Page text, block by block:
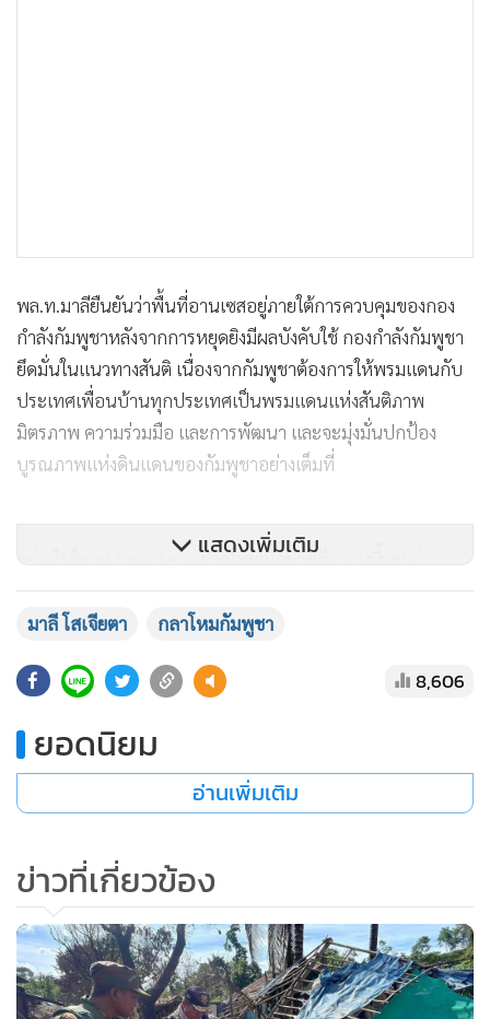
พล.ท.มาลียืนยันว่าพื้นที่อานเซสอยู่ภายใต้การควบคุมของกอง
กำลังกัมพูชาหลังจากการหยุดยิงมีผลบังคับใช้ กองกำลังกัมพูชา
ยึดมั่นในแนวทางสันติ เนื่องจากกัมพูชาต้องการให้พรมแดนกับ
ประเทศเพื่อนบ้านทุกประเทศเป็นพรมแดนแห่งสันติภาพ
มิตรภาพ ความร่วมมือ และการพัฒนา และจะมุ่งมั่นปกป้อง
บูรณภาพแห่งดินแดนของกัมพูชาอย่างเต็มที่
อย่างไรก็ตาม รายงานจากฝ่ายไทยเมื่อช่วงเย็นวานนี้ระบุว่า
กองทัพภาคที่ 2 ได้รายงานมายัง ศบ.ทก.ว่า เมื่อวันที่ 5 ส.ค. 68
เวลา 16.30 น. ตรวจพบทหารกัมพูชา 5 นายเข้ามาตัดลวดหนาม
แนวเขต จำนวน 2 แถว
จากนั้นทหารพรานไทย ร้อย.ทพ.2310 ได้สั่งให้ยุติและให้ทหาร
กัมพูชาถอยออกจากพื้นที่ดังกล่าว
เพลงให้เข้าสู่สภาพเดิม ส่วนทหารกัมพูชาได้ออกจากพื้นที่ดัง
กล่าวไปแล้ว และฝ่ายไทยยังคงตรึงกำลังที่ฐานปฏิบัติการแดนไกล
ต่อไป เหตุการณ์ยังปกติ
ด้าน พล.ต.วินธัย สุวารี โฆษกกองทัพบก ได้ชี้แจงกรณีการล้อมรั้ว
แสดงเพิ่มเติม
มาลี โสเจียตา กลาโหมกัมพูชา
8,606
ยอดนิยม
อ่านเพิ่มเติม
ข่าวที่เกี่ยวข้อง